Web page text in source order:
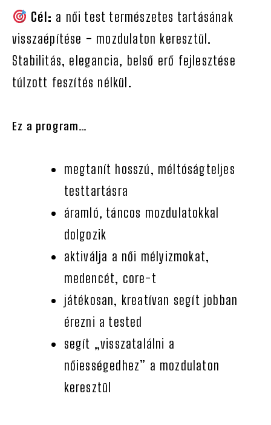
Cél: a női test természetes tartásának
visszaépítése – mozdulaton keresztül.
Stabilitás, elegancia, belső erő fejlesztése
túlzott feszítés nélkül.
Ez a program…
megtanít hosszú, méltóságteljes
testtartásra
áramló, táncos mozdulatokkal
dolgozik
aktiválja a női mélyizmokat,
medencét, core-t
játékosan, kreatívan segít jobban
érezni a tested
segít „visszatalálni a
nőiességedhez” a mozdulaton
keresztül